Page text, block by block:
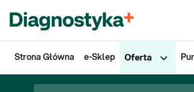
Strona Główna e-Sklep Oferta